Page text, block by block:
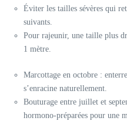
Éviter les tailles sévères qui
suivants.
Pour rajeunir, une taille plus
1 mètre.
Marcottage en octobre :
s’enracine naturellement.
Bouturage entre juillet et
hormono-préparées pour une